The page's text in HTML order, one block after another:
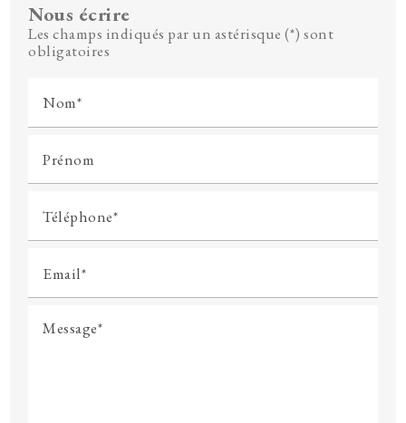
Nous écrire
Les champs indiqués par un astérisque (*) sont
obligatoires
Nom*
Prénom
Téléphone*
Email*
Message*